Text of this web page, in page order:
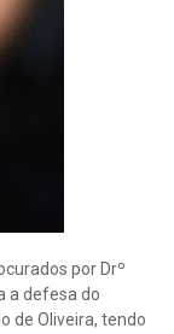
por Drº
a defesa do
de Oliveira, tendo